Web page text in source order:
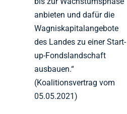
anbieten und dafür die
Wagniskapitalangebote
des Landes zu einer Start-
up-Fondslandschaft
ausbauen.“
(Koalitionsvertrag vom
05.05.2021)